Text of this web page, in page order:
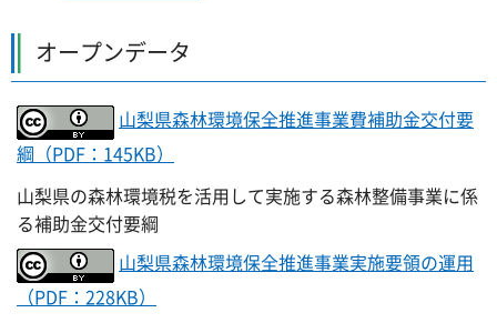
オープンデータ
山梨県森林環境保全推進事業費補助金交付要
綱（PDF：145KB）
山梨県の森林環境税を活用して実施する森林整備事業に係
る補助金交付要綱
山梨県森林環境保全推進事業実施要領の運用
（PDF：228KB）